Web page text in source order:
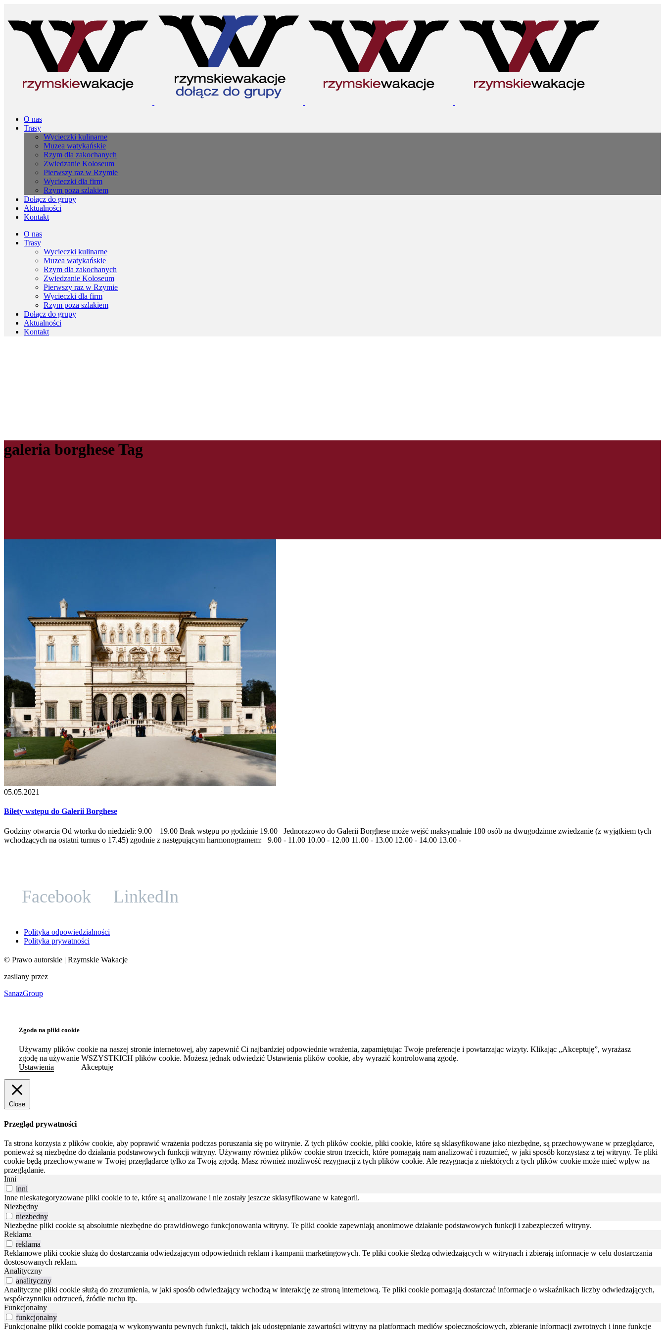
O nas
Trasy
Wycieczki kulinarne
Muzea watykańskie
Rzym dla zakochanych
Zwiedzanie Koloseum
Pierwszy raz w Rzymie
Wycieczki dla firm
Rzym poza szlakiem
Dołącz do grupy
Aktualności
Kontakt
O nas
Trasy
Wycieczki kulinarne
Muzea watykańskie
Rzym dla zakochanych
Zwiedzanie Koloseum
Pierwszy raz w Rzymie
Wycieczki dla firm
Rzym poza szlakiem
Dołącz do grupy
Aktualności
Kontakt
galeria borghese Tag
05.05.2021
Bilety wstępu do Galerii Borghese
Godziny otwarcia Od wtorku do niedzieli: 9.00 – 19.00 Brak wstępu po godzinie 19.00 Jednorazowo do Galerii Borghese może wejść maksymalnie 180 ​​osób na dwugodzinne zwiedzanie (z wyjątkiem tych
wchodzących na ostatni turnus o 17.45) zgodnie z następującym harmonogramem: 9.00 - 11.00 10.00 - 12.00 11.00 - 13.00 12.00 - 14.00 13.00 -
Facebook LinkedIn
Polityka odpowiedzialności
Polityka prywatności
© Prawo autorskie | Rzymskie Wakacje
zasilany przez
SanazGroup
Zgoda na pliki cookie
Używamy plików cookie na naszej stronie internetowej, aby zapewnić Ci najbardziej odpowiednie wrażenia, zapamiętując Twoje preferencje i powtarzając wizyty. Klikając „Akceptuję”, wyrażasz
zgodę na używanie WSZYSTKICH plików cookie. Możesz jednak odwiedzić Ustawienia plików cookie, aby wyrazić kontrolowaną zgodę.
Ustawienia
Akceptuję
Close
Przegląd prywatności
Ta strona korzysta z plików cookie, aby poprawić wrażenia podczas poruszania się po witrynie. Z tych plików cookie, pliki cookie, które są sklasyfikowane jako niezbędne, są przechowywane w przeglądarce,
ponieważ są niezbędne do działania podstawowych funkcji witryny. Używamy również plików cookie stron trzecich, które pomagają nam analizować i rozumieć, w jaki sposób korzystasz z tej witryny. Te pliki
cookie będą przechowywane w Twojej przeglądarce tylko za Twoją zgodą. Masz również możliwość rezygnacji z tych plików cookie. Ale rezygnacja z niektórych z tych plików cookie może mieć wpływ na
przeglądanie.
Inni
inni
Inne nieskategoryzowane pliki cookie to te, które są analizowane i nie zostały jeszcze sklasyfikowane w kategorii.
Niezbędny
niezbedny
Niezbędne pliki cookie są absolutnie niezbędne do prawidłowego funkcjonowania witryny. Te pliki cookie zapewniają anonimowe działanie podstawowych funkcji i zabezpieczeń witryny.
Reklama
reklama
Reklamowe pliki cookie służą do dostarczania odwiedzającym odpowiednich reklam i kampanii marketingowych. Te pliki cookie śledzą odwiedzających w witrynach i zbierają informacje w celu dostarczania
dostosowanych reklam.
Analityczny
analityczny
Analityczne pliki cookie służą do zrozumienia, w jaki sposób odwiedzający wchodzą w interakcję ze stroną internetową. Te pliki cookie pomagają dostarczać informacje o wskaźnikach liczby odwiedzających,
współczynniku odrzuceń, źródle ruchu itp.
Funkcjonalny
funkcjonalny
Funkcjonalne pliki cookie pomagają w wykonywaniu pewnych funkcji, takich jak udostępnianie zawartości witryny na platformach mediów społecznościowych, zbieranie informacji zwrotnych i inne funkcje